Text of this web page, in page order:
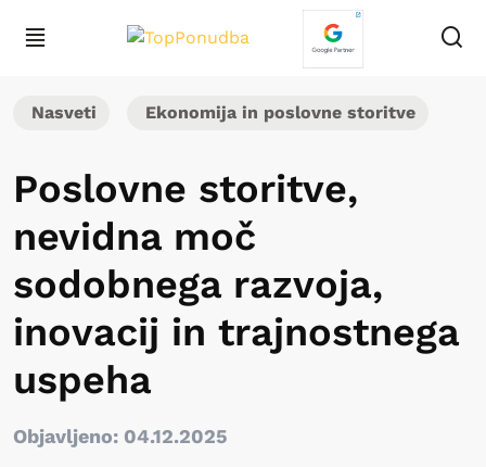
Nasveti Ekonomija in poslovne storitve
Poslovne storitve,
nevidna moč
sodobnega razvoja,
inovacij in trajnostnega
uspeha
Objavljeno: 04.12.2025